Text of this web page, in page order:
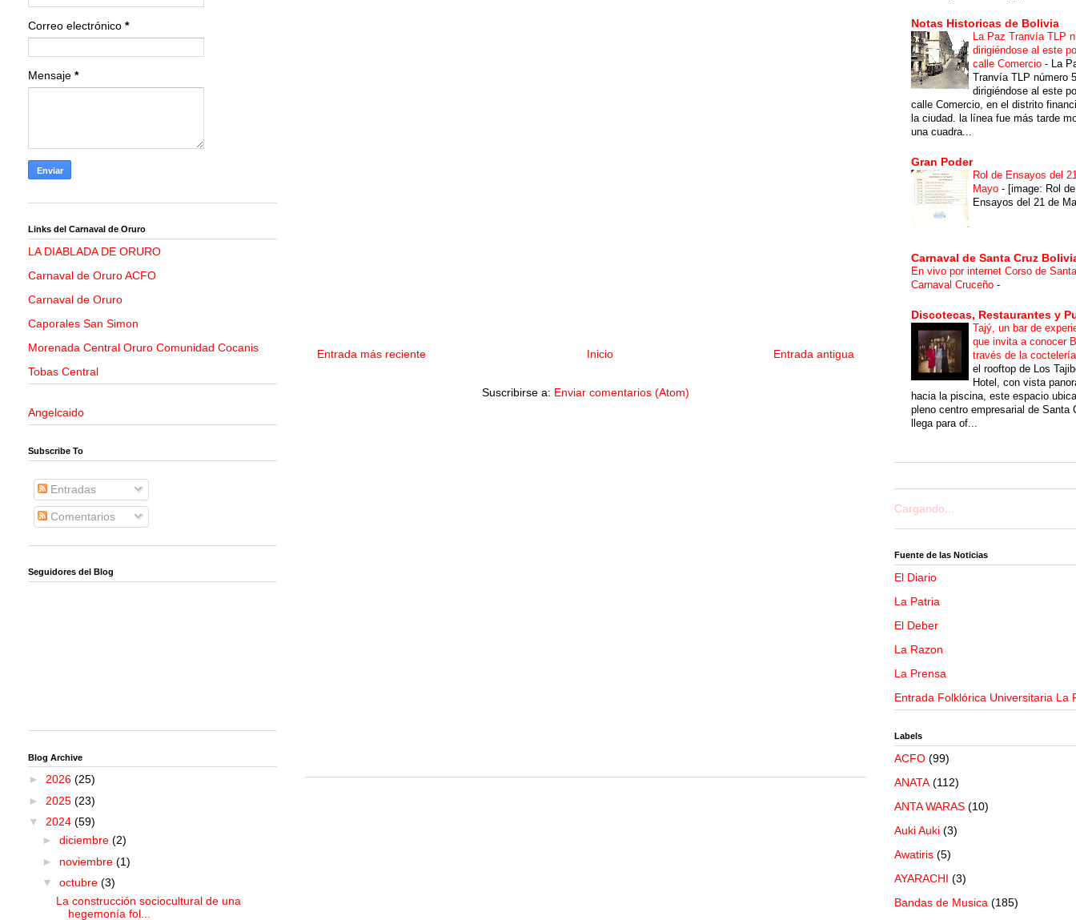
Entrada más reciente Entrada antigua
Inicio
Suscribirse a: Enviar comentarios (Atom)
Correo electrónico *
Mensaje *
Links del Carnaval de Oruro
LA DIABLADA DE ORURO
Carnaval de Oruro ACFO
Carnaval de Oruro
Caporales San Simon
Morenada Central Oruro Comunidad Cocanis
Tobas Central
Angelcaido
Subscribe To
Entradas
Comentarios
Seguidores del Blog
Blog Archive
► 2026 (25)
► 2025 (23)
▼ 2024 (59)
► diciembre (2)
► noviembre (1)
▼ octubre (3)
La construcción sociocultural de una
hegemonía fol...
Notas Historicas de Bolivia
La Paz Tranvía TLP
dirigiéndose al este
calle Comercio - La
Tranvía TLP número 5
dirigiéndose al este
calle Comercio, en el distrito
la ciudad. la línea fue más tarde
una cuadra...
Gran Poder
Rol de Ensayos del
Mayo - [image: Rol de
Ensayos del 21 de
Carnaval de Santa Cruz
En vivo por internet Corso de
Carnaval Cruceño -
Discotecas, Restaurantes y
Tajý, un bar de
que invita a conocer
través de la
el rooftop de Los
Hotel, con vista
hacia la piscina, este espacio
pleno centro empresarial de Santa
llega para of...
Cargando...
Fuente de las Noticias
El Diario
La Patria
El Deber
La Razon
La Prensa
Entrada Folklórica Universitaria La
Labels
ACFO (99)
ANATA (112)
ANTA WARAS (10)
Auki Auki (3)
Awatiris (5)
AYARACHI (3)
Bandas de Musica (185)